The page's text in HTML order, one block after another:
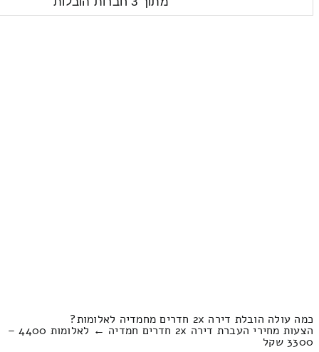
כמה עולה הובלת דירה 2x חדרים מחמדיה לאלומות?
הצעות מחירי העברת דירה 2x חדרים חמדיה ← לאלומות 4400 –
3300 שקל